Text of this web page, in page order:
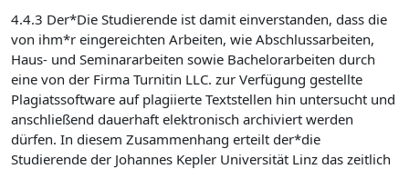
4.4.3 Der*Die Studierende ist damit einverstanden, dass die
von ihm*r eingereichten Arbeiten, wie Abschlussarbeiten,
Haus- und Seminararbeiten sowie Bachelorarbeiten durch
eine von der Firma Turnitin LLC. zur Verfügung gestellte
Plagiatssoftware auf plagiierte Textstellen hin untersucht und
anschließend dauerhaft elektronisch archiviert werden
dürfen. In diesem Zusammenhang erteilt der*die
Studierende der Johannes Kepler Universität Linz das zeitlich